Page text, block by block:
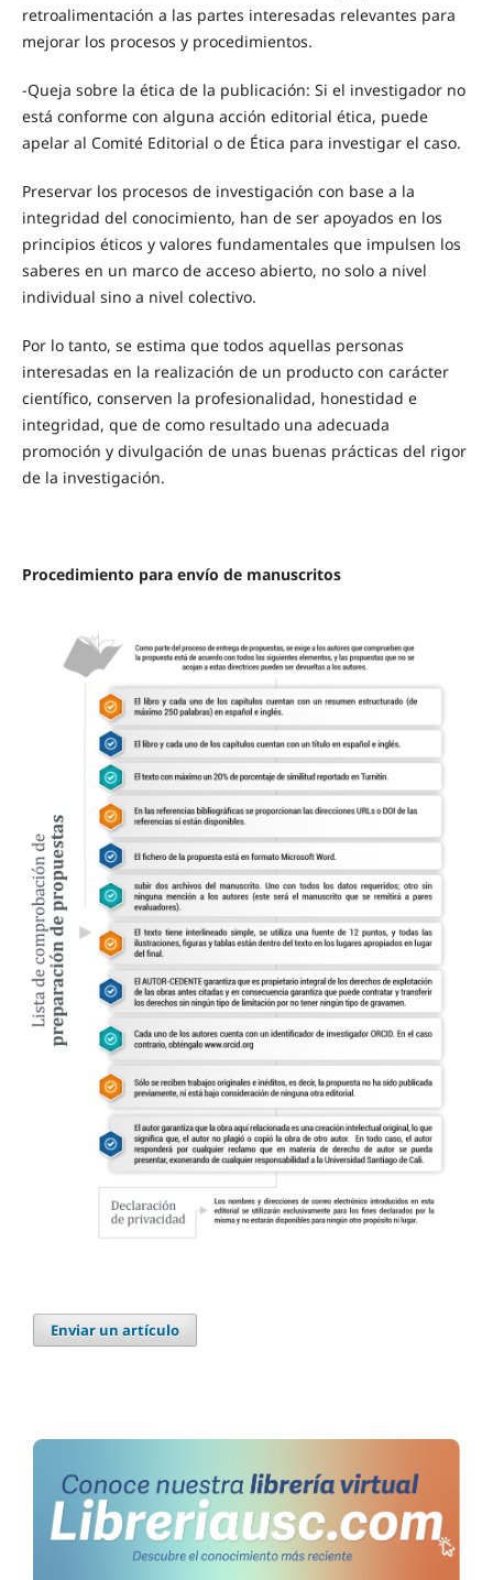
retroalimentación a las partes interesadas relevantes para
mejorar los procesos y procedimientos.
-Queja sobre la ética de la publicación: Si el investigador no
está conforme con alguna acción editorial ética, puede
apelar al Comité Editorial o de Ética para investigar el caso.
Preservar los procesos de investigación con base a la
integridad del conocimiento, han de ser apoyados en los
principios éticos y valores fundamentales que impulsen los
saberes en un marco de acceso abierto, no solo a nivel
individual sino a nivel colectivo.
Por lo tanto, se estima que todos aquellas personas
interesadas en la realización de un producto con carácter
científico, conserven la profesionalidad, honestidad e
integridad, que de como resultado una adecuada
promoción y divulgación de unas buenas prácticas del rigor
de la investigación.
Procedimiento para envío de manuscritos
Enviar un artículo